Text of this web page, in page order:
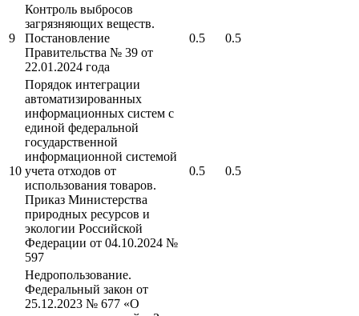
9
Контроль выбросов
загрязняющих веществ.
Постановление
Правительства № 39 от
22.01.2024 года
0.5 0.5
10
Порядок интеграции
автоматизированных
информационных систем с
единой федеральной
государственной
информационной системой
учета отходов от
использования товаров.
Приказ Министерства
природных ресурсов и
экологии Российской
Федерации от 04.10.2024 №
597
0.5 0.5
Недропользование.
Федеральный закон от
25.12.2023 № 677 «О